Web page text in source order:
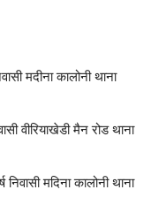
मदीना कालोनी थाना
वीरियाखेडी मैन रोड थाना
मदिना कालोनी थाना